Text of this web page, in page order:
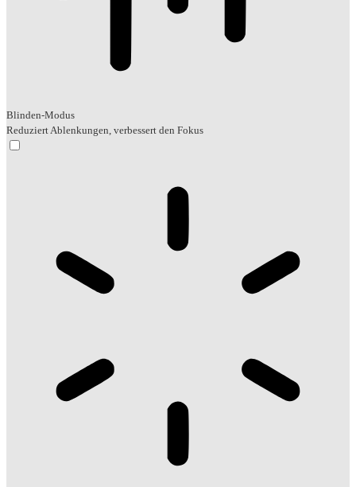
Blinden-Modus
Reduziert Ablenkungen, verbessert den Fokus